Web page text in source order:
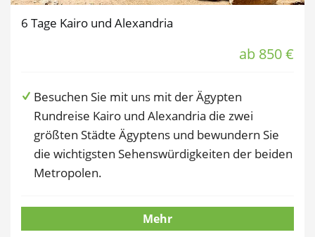
6 Tage Kairo und Alexandria
ab 850 €
Besuchen Sie mit uns mit der Ägypten
Rundreise Kairo und Alexandria die zwei
größten Städte Ägyptens und bewundern Sie
die wichtigsten Sehenswürdigkeiten der beiden
Metropolen.
Mehr